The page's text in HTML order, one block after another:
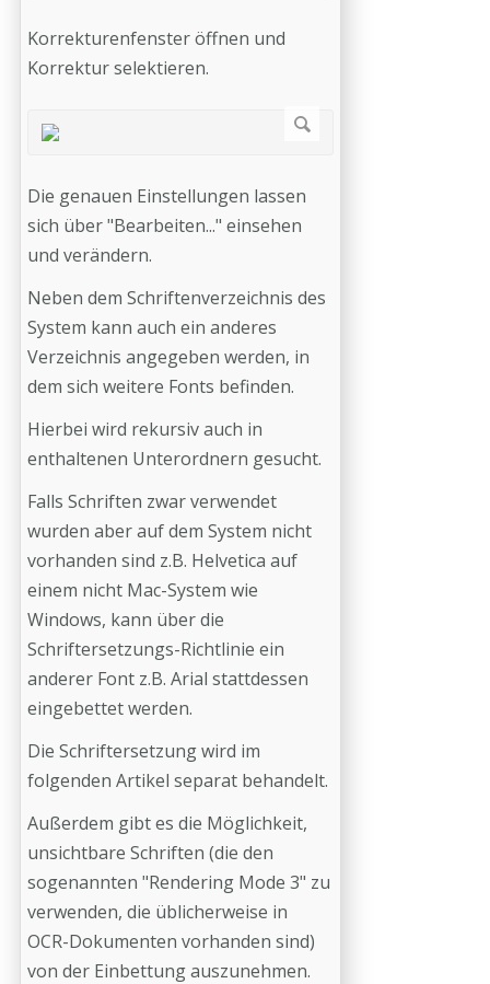
Korrekturenfenster öffnen und
Korrektur selektieren.
Die genauen Einstellungen lassen
sich über "Bearbeiten..." einsehen
und verändern.
Neben dem Schriftenverzeichnis des
System kann auch ein anderes
Verzeichnis angegeben werden, in
dem sich weitere Fonts befinden.
Hierbei wird rekursiv auch in
enthaltenen Unterordnern gesucht.
Falls Schriften zwar verwendet
wurden aber auf dem System nicht
vorhanden sind z.B. Helvetica auf
einem nicht Mac-System wie
Windows, kann über die
Schriftersetzungs-Richtlinie ein
anderer Font z.B. Arial stattdessen
eingebettet werden.
Die Schriftersetzung wird im
folgenden Artikel separat behandelt.
Außerdem gibt es die Möglichkeit,
unsichtbare Schriften (die den
sogenannten "Rendering Mode 3" zu
verwenden, die üblicherweise in
OCR-Dokumenten vorhanden sind)
von der Einbettung auszunehmen.